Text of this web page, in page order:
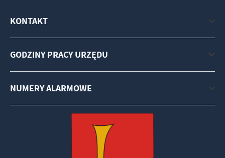
KONTAKT
GODZINY PRACY URZĘDU
NUMERY ALARMOWE